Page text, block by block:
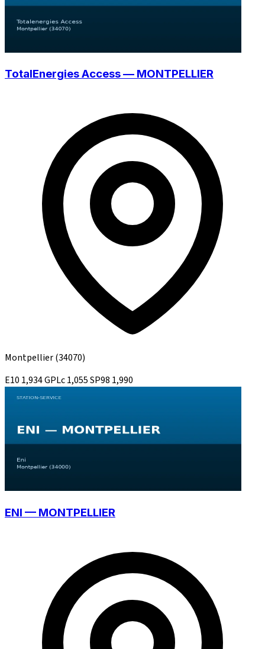
TotalEnergies Access — MONTPELLIER
Montpellier(34070)
E10 1,934GPLc1,055SP98 1,990
ENI — MONTPELLIER